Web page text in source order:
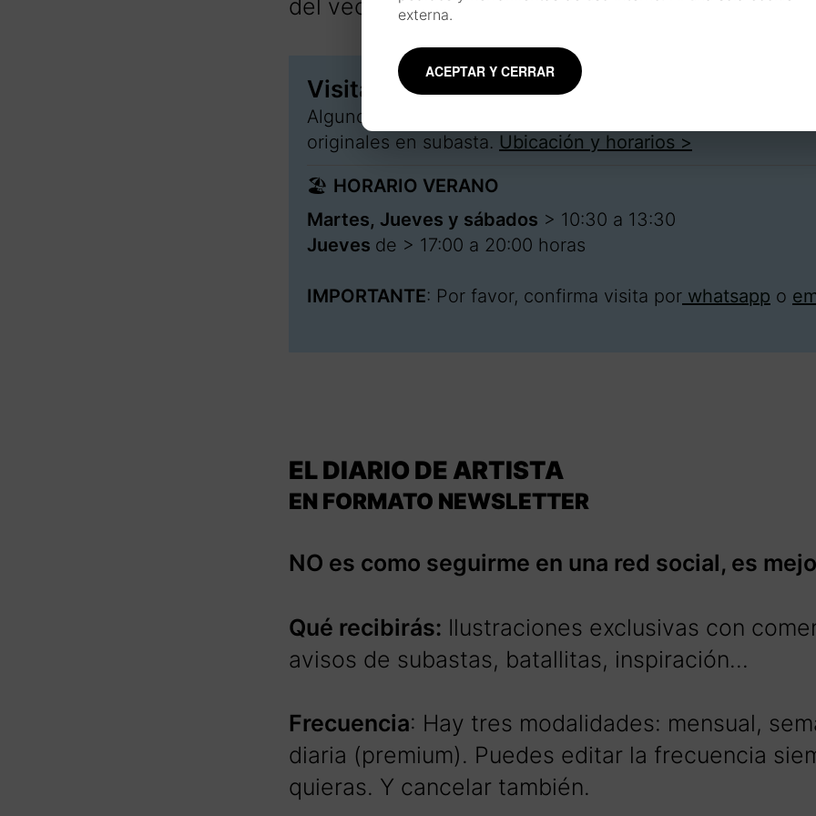
del vecino.
Visitas al taller
Algunos días abro el taller. Allí encontrarás prints, mis libros
originales en subasta. Ubicación y horarios >
🏖️ HORARIO VERANO
Martes, Jueves y sábados > 10:30 a 13:30
Jueves de > 17:00 a 20:00 horas
IMPORTANTE: Por favor, confirma visita por whatsapp o
EL DIARIO DE ARTISTA
EN FORMATO NEWSLETTER
NO es como seguirme en una red social, es
Qué recibirás: Ilustraciones exclusivas con
avisos de subastas, batallitas, inspiración…
Frecuencia: Hay tres modalidades: mensual,
diaria (premium). Puedes editar la frecuencia
quieras. Y cancelar también.
externa.
ACEPTAR Y CERRAR